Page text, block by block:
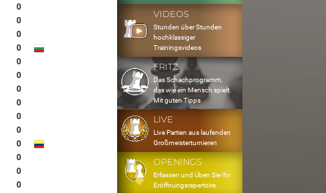
0
0
0
0
0
0
0
0
0
0
0
0
0
0
VIDEOS
Stunden über Stunden
hochklassiger
Trainingsvideos
FRITZ
Das Schachprogramm,
das wie ein Mensch spielt.
Mit guten Tipps
LIVE
Live Partien aus laufenden
Großmeisterturnieren
OPENINGS
Erfassen und Üben Sie Ihr
Eröffnungsrepertoire